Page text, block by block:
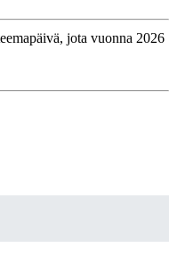
jota vuonna 2026